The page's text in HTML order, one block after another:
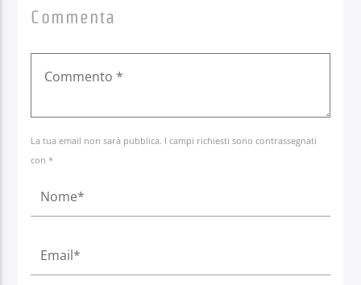
Commenta
La tua email non sarà pubblica. I campi richiesti sono contrassegnati
con *